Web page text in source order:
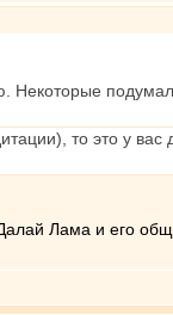
то это у вас
Лама и его